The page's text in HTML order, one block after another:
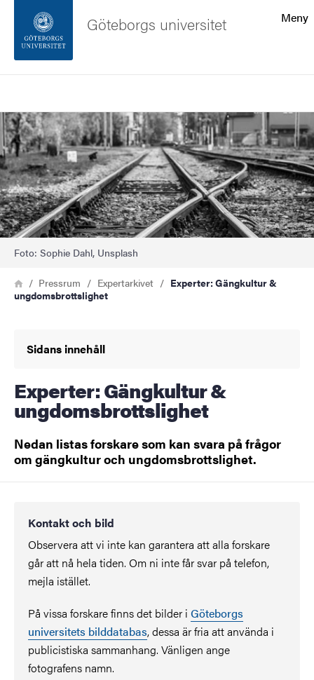
Sidfoten
Om webbplatsen
Meny
Göteborgs universitet
Bild
Foto: Sophie Dahl, Unsplash
Länkstig
HemPressrum Expertarkivet
Experter: Gängkultur &
ungdomsbrottslighet
Sidans innehåll
Experter: Gängkultur &
ungdomsbrottslighet
Nedan listas forskare som kan svara på frågor
om gängkultur och ungdomsbrottslighet.
Kontakt och bild
Observera att vi inte kan garantera att alla forskare
går att nå hela tiden. Om ni inte får svar på telefon,
mejla istället.
På vissa forskare finns det bilder i Göteborgs
universitets bilddatabas, dessa är fria att använda i
publicistiska sammanhang. Vänligen ange
fotografens namn.